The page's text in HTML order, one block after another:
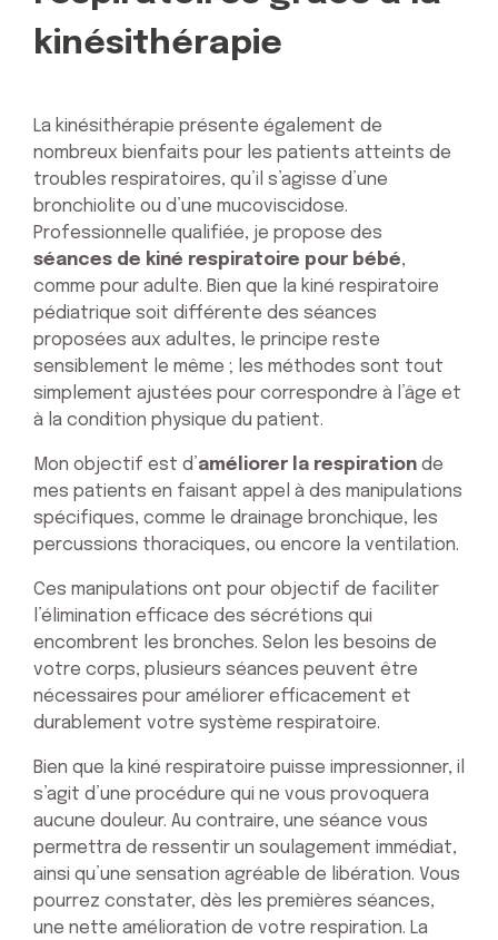
kinésithérapie
La kinésithérapie présente également de
nombreux bienfaits pour les patients atteints de
troubles respiratoires, qu’il s’agisse d’une
bronchiolite ou d’une mucoviscidose.
Professionnelle qualifiée, je propose des
séances de kiné respiratoire pour bébé,
comme pour adulte. Bien que la kiné respiratoire
pédiatrique soit différente des séances
proposées aux adultes, le principe reste
sensiblement le même ; les méthodes sont tout
simplement ajustées pour correspondre à l’âge et
à la condition physique du patient.
Mon objectif est d’améliorer la respiration de
mes patients en faisant appel à des manipulations
spécifiques, comme le drainage bronchique, les
percussions thoraciques, ou encore la ventilation.
Ces manipulations ont pour objectif de faciliter
l’élimination efficace des sécrétions qui
encombrent les bronches. Selon les besoins de
votre corps, plusieurs séances peuvent être
nécessaires pour améliorer efficacement et
durablement votre système respiratoire.
Bien que la kiné respiratoire puisse impressionner, il
s’agit d’une procédure qui ne vous provoquera
aucune douleur. Au contraire, une séance vous
permettra de ressentir un soulagement immédiat,
ainsi qu’une sensation agréable de libération. Vous
pourrez constater, dès les premières séances,
une nette amélioration de votre respiration. La